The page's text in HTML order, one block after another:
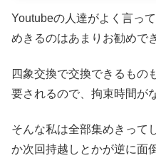
Youtubeの人達がよく言っ
めきるのはあまりお勧めで
四象交換で交換できるもの
要されるので、拘束時間が
そんな私は全部集めきって
か次回持越しとかが逆に面